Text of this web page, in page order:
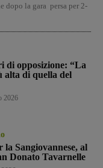
dopo la gara persa per 2-
di opposizione: “La
alta di quella del
2026
la Sangiovannese, al
Donato Tavarnelle